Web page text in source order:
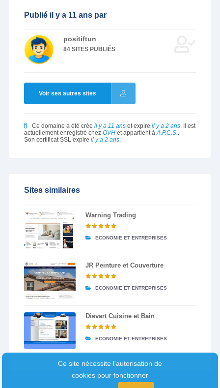
Publié il y a 11 ans par
positiftun
84 SITES PUBLIÉS
Voir ses autres sites
Ce domaine a été crée il y a 11 anset expire il y a 2 ans. Il est
actuellement enregistré chez OVHet appartient àA.P.C.S..
Son certificat SSL expire il y a 2 ans.
Sites similaires
Warning Trading
ECONOMIE ET ENTREPRISES
JR Peinture et Couverture
ECONOMIE ET ENTREPRISES
Dievart Cuisine et Bain
ECONOMIE ET ENTREPRISES
Ce site nécessite l'autorisation de
cookies pour fonctionner